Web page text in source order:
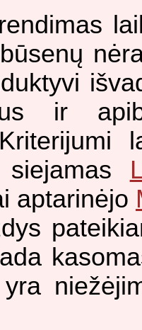
ir
siejamas
aptarinėjo
yra